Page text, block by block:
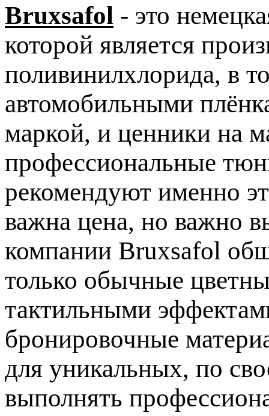
Bruxsafol - это
которой является
поливинилхлорида, в
автомобильными
маркой, и ценники на
профессиональные
рекомендуют именно
важна цена, но важно
компании Bruxsafol
только обычные
тактильными
бронировочные
для уникальных, по
выполнять